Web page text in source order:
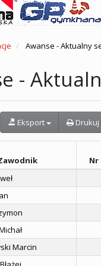
Awanse - Aktualny
-
Eksport Drukuj
Marcin